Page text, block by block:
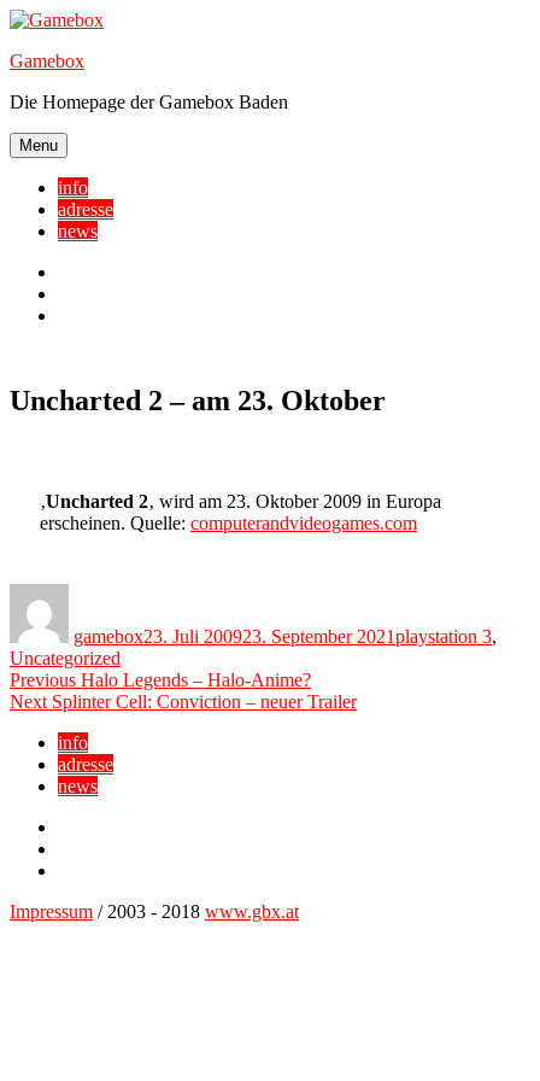
Skip
content
Gamebox
Die Homepage der Gamebox Baden
Menu
info
adresse
news
Uncharted 2 – am 23. Oktober
‚Uncharted 2‚ wird am 23. Oktober 2009 in Europa
erscheinen. Quelle: computerandvideogames.com
gamebox23. Juli 200923. September 2021playstation 3,
Uncategorized
Beitragsnavigation
Previous Previous
post:
Halo Legends – Halo-Anime?
Next Next
Splinter Cell: Conviction – neuer Trailer
info
adresse
news
Impressum / 2003 - 2018 www.gbx.at